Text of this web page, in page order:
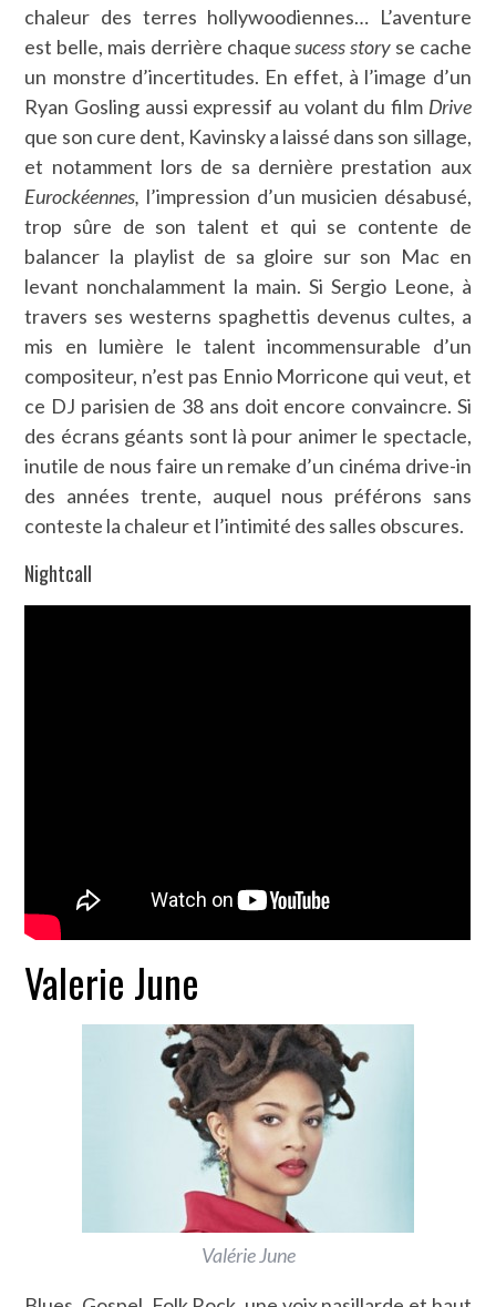
chaleur des terres hollywoodiennes… L’aventure
est belle, mais derrière chaquesucess story se cache
un monstre d’incertitudes. En effet, à l’image d’un
Ryan Gosling aussi expressif au volant du film Drive
que son cure dent, Kavinsky a laissé dans son sillage,
et notamment lors de sa dernière prestation aux
Eurockéennes, l’impression d’un musicien désabusé,
trop sûre de son talent et qui se contente de
balancer la playlist de sa gloire sur son Mac en
levant nonchalamment la main. Si Sergio Leone, à
travers ses westerns spaghettis devenus cultes, a
mis en lumière le talent incommensurable d’un
compositeur, n’est pas Ennio Morricone qui veut, et
ce DJ parisien de 38 ans doit encore convaincre. Si
des écrans géants sont là pour animer le spectacle,
inutile de nous faire un remake d’un cinéma drive-in
des années trente, auquel nous préférons sans
conteste la chaleur et l’intimité des salles obscures.
Nightcall
Valerie June
Valérie June